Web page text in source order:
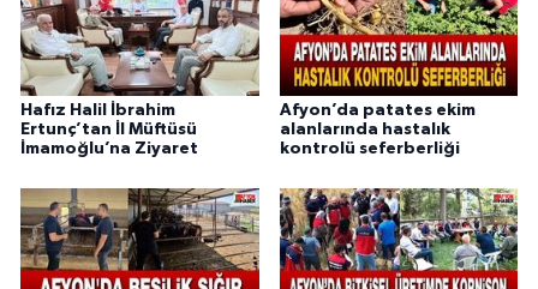
Hafız Halil İbrahim
Ertunç’tan İl Müftüsü
İmamoğlu’na Ziyaret
Afyon’da patates ekim
alanlarında hastalık
kontrolü seferberliği